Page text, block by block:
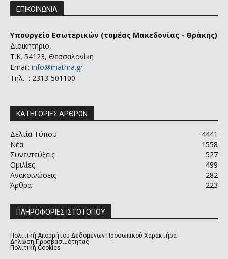
ΕΠΙΚΟΙΝΩΝΙΑ
Υπουργείο Εσωτερικών (τομέας Μακεδονίας - Θράκης)
Διοικητήριο,
Τ.Κ. 54123, Θεσσαλονίκη
Email: info@mathra.gr
Τηλ. : 2313-501100
ΚΑΤΗΓΟΡΙΕΣ ΑΡΘΡΩΝ
Δελτία Τύπου
4441
Νέα
1558
Συνεντεύξεις
527
Ομιλίες
499
Ανακοινώσεις
282
Άρθρα
223
ΠΛΗΡΟΦΟΡΙΕΣ ΙΣΤΟΤΟΠΟΥ
Πολιτική Απορρήτου Δεδομένων Προσωπικού Χαρακτήρα
Δήλωση Προσβασιμότητας
Πολιτική Cookies